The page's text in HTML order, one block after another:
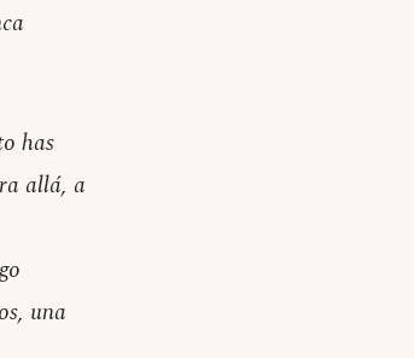
has
allá, a
una